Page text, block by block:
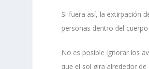
Si fuera así, la extirpación
personas dentro del
No es posible ignorar los
que el sol gira alrededor